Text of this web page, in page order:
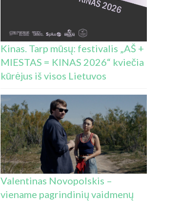
Kinas. Tarp mūsų: festivalis „AŠ +
MIESTAS = KINAS 2026“ kviečia
kūrėjus iš visos Lietuvos
Valentinas Novopolskis –
viename pagrindinių vaidmenų